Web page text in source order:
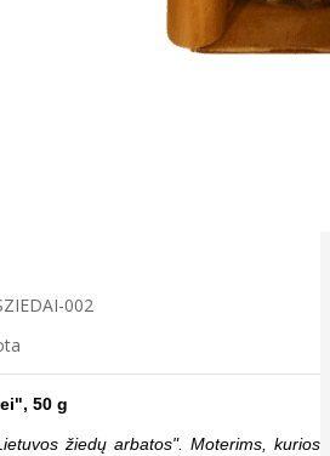
002
50 g
žiedų arbatos". Moterims, kurios